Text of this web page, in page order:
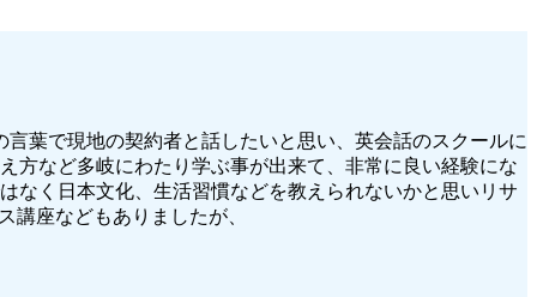
葉で現地の契約者と話したいと思い、英会話のスクールに
方など多岐にわたり学ぶ事が出来て、非常に良い経験にな
なく日本文化、生活習慣などを教えられないかと思いリサ
講座などもありましたが、